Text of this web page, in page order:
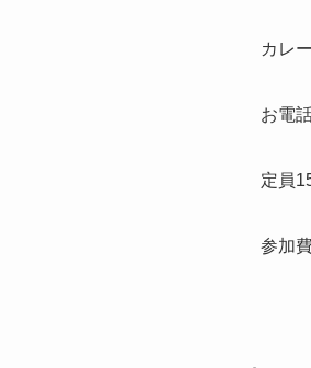
カレ
お電
定員
参加